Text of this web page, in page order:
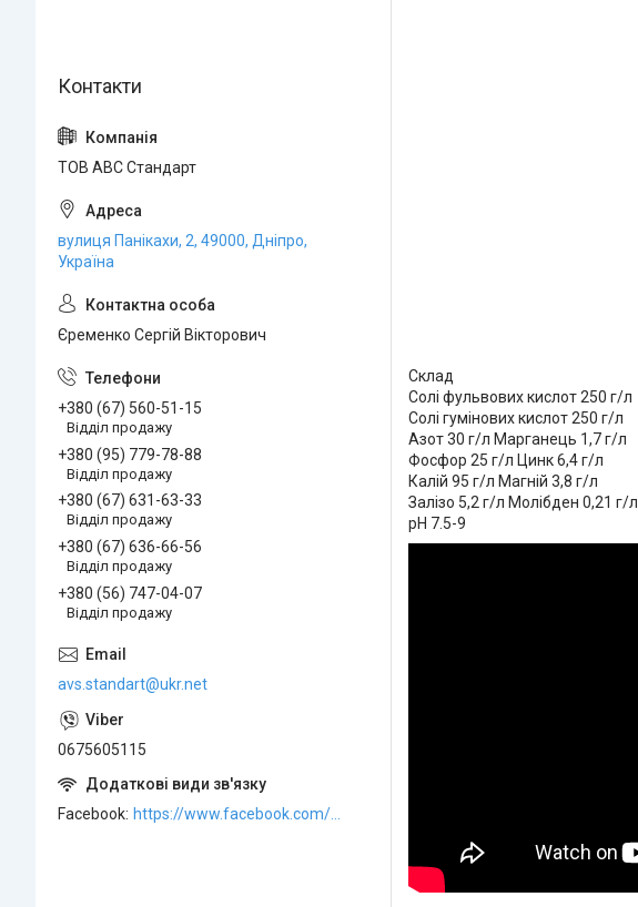
Склад
Солі фульвових кислот 250 г/л
Солі гумінових кислот 250 г/л
Азот 30 г/л Марганець 1,7 г/л
Фосфор 25 г/л Цинк 6,4 г/л
Калій 95 г/л Магній 3,8 г/л
Залізо 5,2 г/л Молібден 0,21 г/л
pH 7.5-9
ТОВ АВС Стандарт
вулиця Панікахи, 2, 49000, Дніпро,
Україна
Єременко Сергій Вікторович
+380 (67) 560-51-15
Відділ продажу
+380 (95) 779-78-88
Відділ продажу
+380 (67) 631-63-33
Відділ продажу
+380 (67) 636-66-56
Відділ продажу
+380 (56) 747-04-07
Відділ продажу
avs.standart@ukr.net
0675605115
Facebook